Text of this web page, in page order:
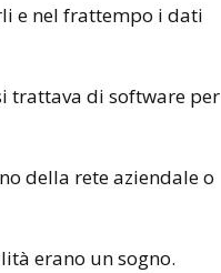
e nel frattempo i dati
trattava di software per
della rete aziendale o
erano un sogno.